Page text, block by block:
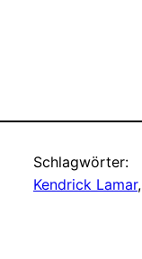
Schlagwörter:
Kendrick Lamar,